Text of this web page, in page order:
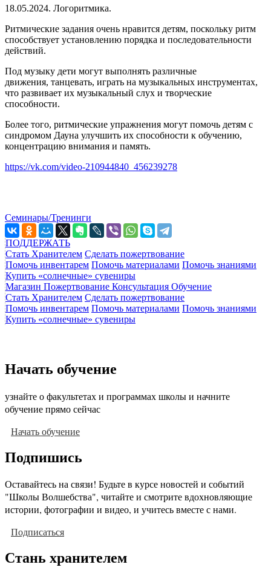
18.05.2024. Логоритмика.
Ритмические задания очень нравится детям, поскольку ритм
способствует установлению порядка и последовательности
действий.
Под музыку дети могут выполнять различные
движения, танцевать, играть на музыкальных инструментах,
что развивает их музыкальный слух и творческие
способности.
Более того, ритмические упражнения могут помочь детям с
синдромом Дауна улучшить их способности к обучению,
концентрацию внимания и память.
https://vk.com/video-210944840_456239278
Семинары/Тренинги
ПОДДЕРЖАТЬ
Стать Хранителем Сделать пожертвование
Помочь инвентарем Помочь материалами Помочь знаниями
Купить «солнечные» сувениры
Магазин Пожертвование Консультация Обучение
Стать Хранителем Сделать пожертвование
Помочь инвентарем Помочь материалами Помочь знаниями
Купить «солнечные» сувениры
Начать обучение
узнайте о факультетах и программах школы и начните
обучение прямо сейчас
Начать обучение
Подпишись
Оставайтесь на связи! Будьте в курсе новостей и событий
"Школы Волшебства", читайте и смотрите вдохновляющие
истории, фотографии и видео, и учитесь вместе с нами.
Подписаться
Стань хранителем